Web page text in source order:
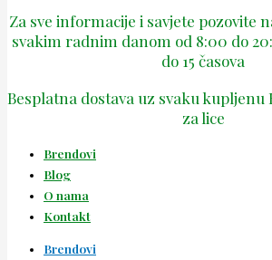
Za sve informacije i savjete pozovite
svakim radnim danom od 8:00 do
do 15 časova
Besplatna dostava uz svaku
za lice
Brendovi
Blog
O nama
Kontakt
Brendovi